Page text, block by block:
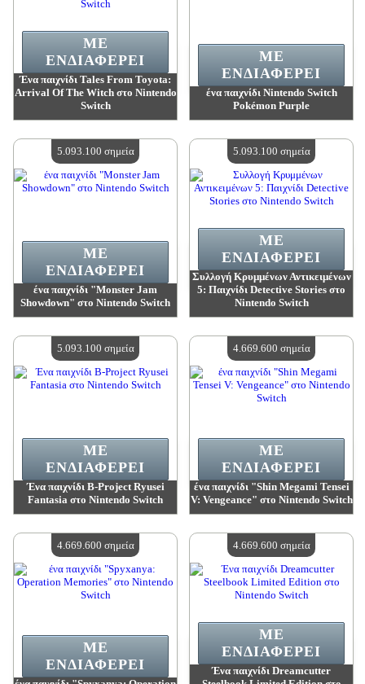
Ένα παιχνίδι Tales From Toyota:
Arrival Of The Witch στο Nintendo
Switch
Διαθέσιμη ποσότητα:4
ΜΕ
ΕΝΔΙΑΦΈΡΕΙ
ένα παιχνίδι Nintendo Switch
Pokémon Purple
Διαθέσιμη ποσότητα:4
ΜΕ
ΕΝΔΙΑΦΈΡΕΙ
ένα παιχνίδι "Monster Jam
Showdown" στο Nintendo Switch
Διαθέσιμη ποσότητα:4
ΜΕ
ΕΝΔΙΑΦΈΡΕΙ
5.093.100 σημεία
Συλλογή Κρυμμένων Αντικειμένων
5: Παιχνίδι Detective Stories στο
Nintendo Switch
Διαθέσιμη ποσότητα:4
ΜΕ
ΕΝΔΙΑΦΈΡΕΙ
5.093.100 σημεία
Ένα παιχνίδι B-Project Ryusei
Fantasia στο Nintendo Switch
Διαθέσιμη ποσότητα:4
ΜΕ
ΕΝΔΙΑΦΈΡΕΙ
5.093.100 σημεία
ένα παιχνίδι "Shin Megami Tensei
V: Vengeance" στο Nintendo Switch
Διαθέσιμη ποσότητα:4
ΜΕ
ΕΝΔΙΑΦΈΡΕΙ
4.669.600 σημεία
ΜΕ
ΕΝΔΙΑΦΈΡΕΙ
4.669.600 σημεία
Ένα παιχνίδι Dreamcutter
ΜΕ
ΕΝΔΙΑΦΈΡΕΙ
4.669.600 σημεία